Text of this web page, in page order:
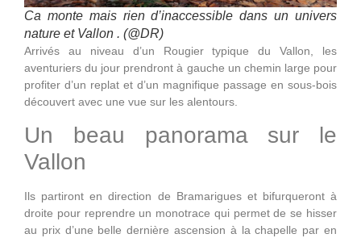
Ca monte mais rien d’inaccessible dans un univers
nature et Vallon . (@DR)
Arrivés au niveau d’un Rougier typique du Vallon, les
aventuriers du jour prendront à gauche un chemin large pour
profiter d’un replat et d’un magnifique passage en sous-bois
découvert avec une vue sur les alentours.
Un beau panorama sur le
Vallon
Ils partiront en direction de Bramarigues et bifurqueront à
droite pour reprendre un monotrace qui permet de se hisser
au prix d’une belle dernière ascension à la chapelle par en